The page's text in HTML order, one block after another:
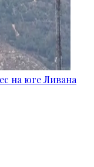
на юге Ливана